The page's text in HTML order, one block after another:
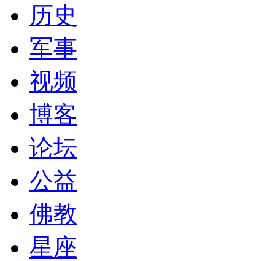
历史
军事
视频
博客
论坛
公益
佛教
星座